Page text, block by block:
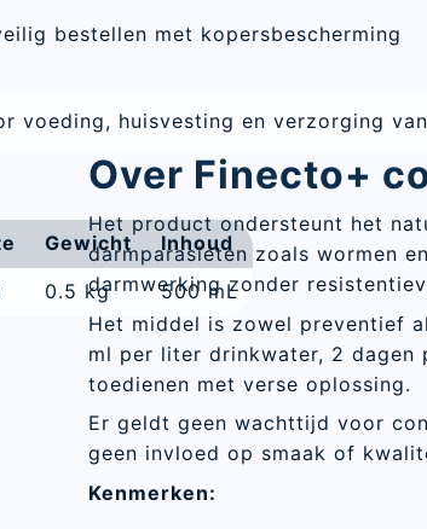
bestellen met kopersbescherming
en verzorging van hobbydieren
Gewicht
Inhoud
0.5 kg 500 mL
Over Finecto+
Het product ondersteunt het
darmparasieten zoals wormen
darmwerking zonder
Het middel is zowel preventief
ml per liter drinkwater, 2 dagen
toedienen met verse oplossing.
Er geldt geen wachttijd voor
geen invloed op smaak of
Kenmerken: